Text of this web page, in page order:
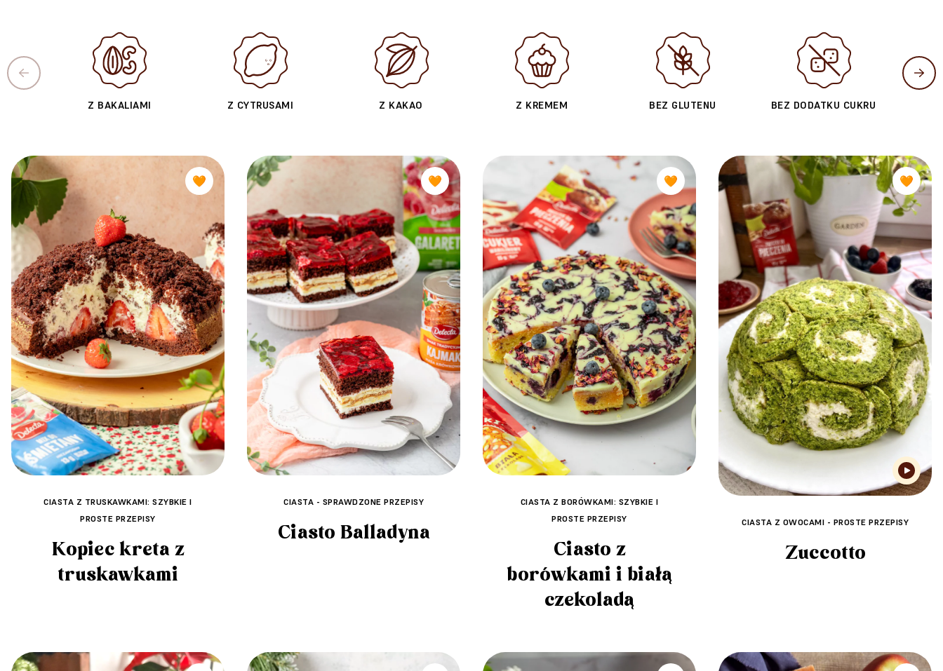
Z BAKALIAMI Z CYTRUSAMI Z KAKAO Z KREMEM BEZ GLUTENU BEZ DODATKU CUKRU
🧡
CIASTA Z TRUSKAWKAMI: SZYBKIE I
PROSTE PRZEPISY
Kopiec kreta z
truskawkami
🧡
CIASTA - SPRAWDZONE PRZEPISY
Ciasto Balladyna
🧡
CIASTA Z BORÓWKAMI: SZYBKIE I
PROSTE PRZEPISY
Ciasto z
borówkami i białą
czekoladą
🧡
CIASTA Z OWOCAMI - PROSTE PRZEPISY
Zuccotto